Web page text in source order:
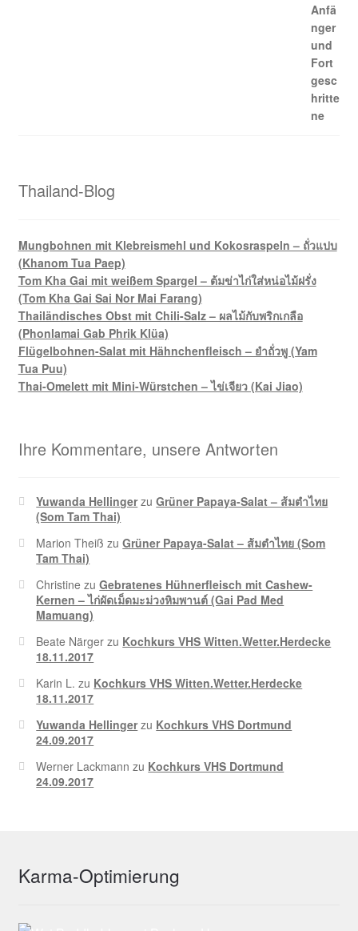
Thailand-Blog
Mungbohnen mit Klebreismehl und Kokosraspeln – ถั่วแปบ
(Khanom Tua Paep)
Tom Kha Gai mit weißem Spargel – ต้มข่าไก่ใส่หน่อไม้ฝรั่ง
(Tom Kha Gai Sai Nor Mai Farang)
Thailändisches Obst mit Chili-Salz – ผลไม้กับพริกเกลือ
(Phonlamai Gab Phrik Klüa)
Flügelbohnen-Salat mit Hähnchenfleisch – ยำถั่วพู (Yam
Tua Puu)
Thai-Omelett mit Mini-Würstchen – ไข่เจียว (Kai Jiao)
Ihre Kommentare, unsere Antworten
Yuwanda HellingerzuGrüner Papaya-Salat – ส้มตำไทย
(Som Tam Thai)
Marion Theiß zuGrüner Papaya-Salat – ส้มตำไทย (Som
Tam Thai)
Christine zuGebratenes Hühnerfleisch mit Cashew-
Kernen – ไก่ผัดเม็ดมะม่วงหิมพานต์ (Gai Pad Med
Mamuang)
Beate Närger zu Kochkurs VHS Witten.Wetter.Herdecke
18.11.2017
Karin L. zu Kochkurs VHS Witten.Wetter.Herdecke
18.11.2017
Yuwanda Hellingerzu Kochkurs VHS Dortmund
24.09.2017
Werner Lackmann zu Kochkurs VHS Dortmund
24.09.2017
Karma-Optimierung